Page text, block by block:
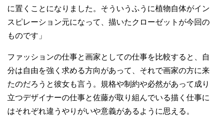
に置くことになりました。そういうふうに植物自体がイン
スピレーション元になって、描いたクローゼットが今回の
ものです」
ファッションの仕事と画家としての仕事を比較すると、自
分は自由を強く求める方向があって、それで画家の方に来
たのだろうと彼女も言う。規格や制約や必然があって成り
立つデザイナーの仕事と佐藤が取り組んでいる描く仕事に
はそれぞれ違うやりがいや意義があるように思える。